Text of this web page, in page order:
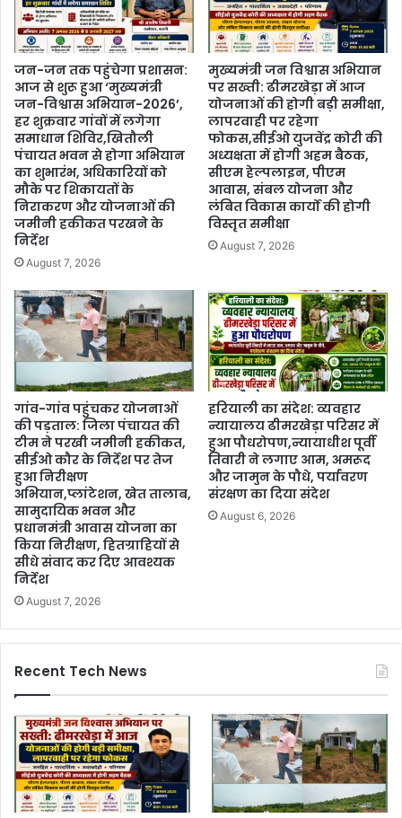
जन-जन तक पहुंचेगा प्रशासन:
आज से शुरू हुआ ‘मुख्यमंत्री
जन-विश्वास अभियान-2026’,
हर शुक्रवार गांवों में लगेगा
समाधान शिविर,खितौली
पंचायत भवन से होगा अभियान
का शुभारंभ, अधिकारियों को
मौके पर शिकायतों के
निराकरण और योजनाओं की
जमीनी हकीकत परखने के
निर्देश
August 7, 2026
मुख्यमंत्री जन विश्वास अभियान
पर सख्ती: ढीमरखेड़ा में आज
योजनाओं की होगी बड़ी समीक्षा,
लापरवाही पर रहेगा
फोकस,सीईओ युजवेंद्र कोरी की
अध्यक्षता में होगी अहम बैठक,
सीएम हेल्पलाइन, पीएम
आवास, संबल योजना और
लंबित विकास कार्यों की होगी
विस्तृत समीक्षा
August 7, 2026
गांव-गांव पहुंचकर योजनाओं
की पड़ताल: जिला पंचायत की
टीम ने परखी जमीनी हकीकत,
सीईओ कौर के निर्देश पर तेज
हुआ निरीक्षण
अभियान,प्लांटेशन, खेत तालाब,
सामुदायिक भवन और
प्रधानमंत्री आवास योजना का
किया निरीक्षण, हितग्राहियों से
सीधे संवाद कर दिए आवश्यक
निर्देश
August 7, 2026
हरियाली का संदेश: व्यवहार
न्यायालय ढीमरखेड़ा परिसर में
हुआ पौधरोपण,न्यायाधीश पूर्वी
तिवारी ने लगाए आम, अमरूद
और जामुन के पौधे, पर्यावरण
संरक्षण का दिया संदेश
August 6, 2026
Recent Tech News